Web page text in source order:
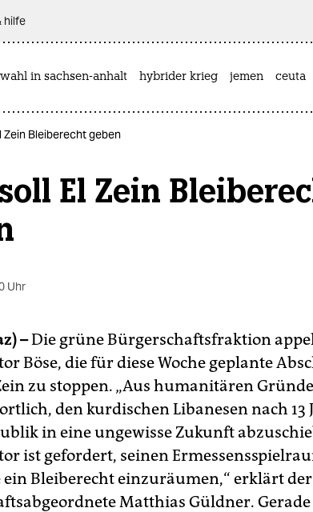
hilfe
in sachsen-anhalt hybrider krieg jemen ceuta
Zein Bleiberecht geben
El Zein
Uhr
–Die grüne Bürgerschaftsfraktion
Böse, die für diese Woche geplante
zu stoppen. „Aus humanitären
den kurdischen Libanesen nach 13
in eine ungewisse Zukunft
ist gefordert, seinen
ein Bleiberecht einzuräumen,“ erklärt
Matthias Güldner. Gerade